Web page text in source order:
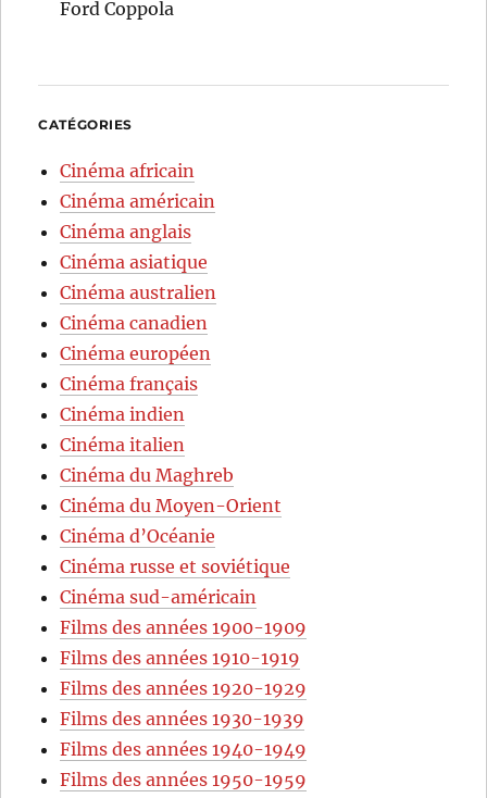
Ford Coppola
CATÉGORIES
Cinéma africain
Cinéma américain
Cinéma anglais
Cinéma asiatique
Cinéma australien
Cinéma canadien
Cinéma européen
Cinéma français
Cinéma indien
Cinéma italien
Cinéma du Maghreb
Cinéma du Moyen-Orient
Cinéma d’Océanie
Cinéma russe et soviétique
Cinéma sud-américain
Films des années 1900-1909
Films des années 1910-1919
Films des années 1920-1929
Films des années 1930-1939
Films des années 1940-1949
Films des années 1950-1959